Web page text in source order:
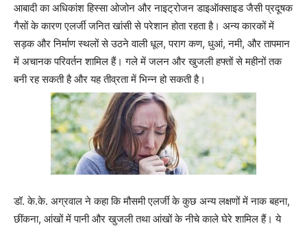
आबादी का अधिकांश हिस्सा ओजोन और नाइट्रोजन डाइऑक्साइड जैसी प्रदूषक
गैसों के कारण एलर्जी जनित खांसी से परेशान होता रहता है। अन्य कारकों में
सड़क और निर्माण स्थलों से उठने वाली धूल, पराग कण, धुआं, नमी, और तापमान
में अचानक परिवर्तन शामिल हैं। गले में जलन और खुजली हफ्तों से महीनों तक
बनी रह सकती है और यह तीव्रता में भिन्न हो सकती है।
डॉ. के.के. अग्रवाल ने कहा कि मौसमी एलर्जी के कुछ अन्य लक्षणों में नाक बहना,
छींकना, आंखों में पानी और खुजली तथा आंखों के नीचे काले घेरे शामिल हैं। ये